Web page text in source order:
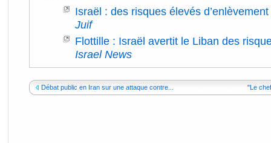
Israël : des risques élevés
Juif
Flottille : Israël avertit le Liban des
Israel News
Débat public en Iran sur une attaque contre... "Le